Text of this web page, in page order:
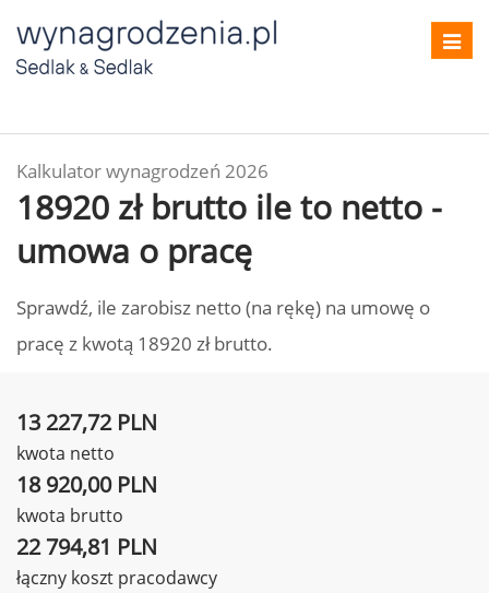
Kalkulator wynagrodzeń 2026
18920 zł brutto ile to netto -
umowa o pracę
Sprawdź, ile zarobisz netto (na rękę) na umowę o
pracę z kwotą 18920 zł brutto.
13 227,72 PLN
kwota netto
18 920,00 PLN
kwota brutto
22 794,81 PLN
łączny koszt pracodawcy